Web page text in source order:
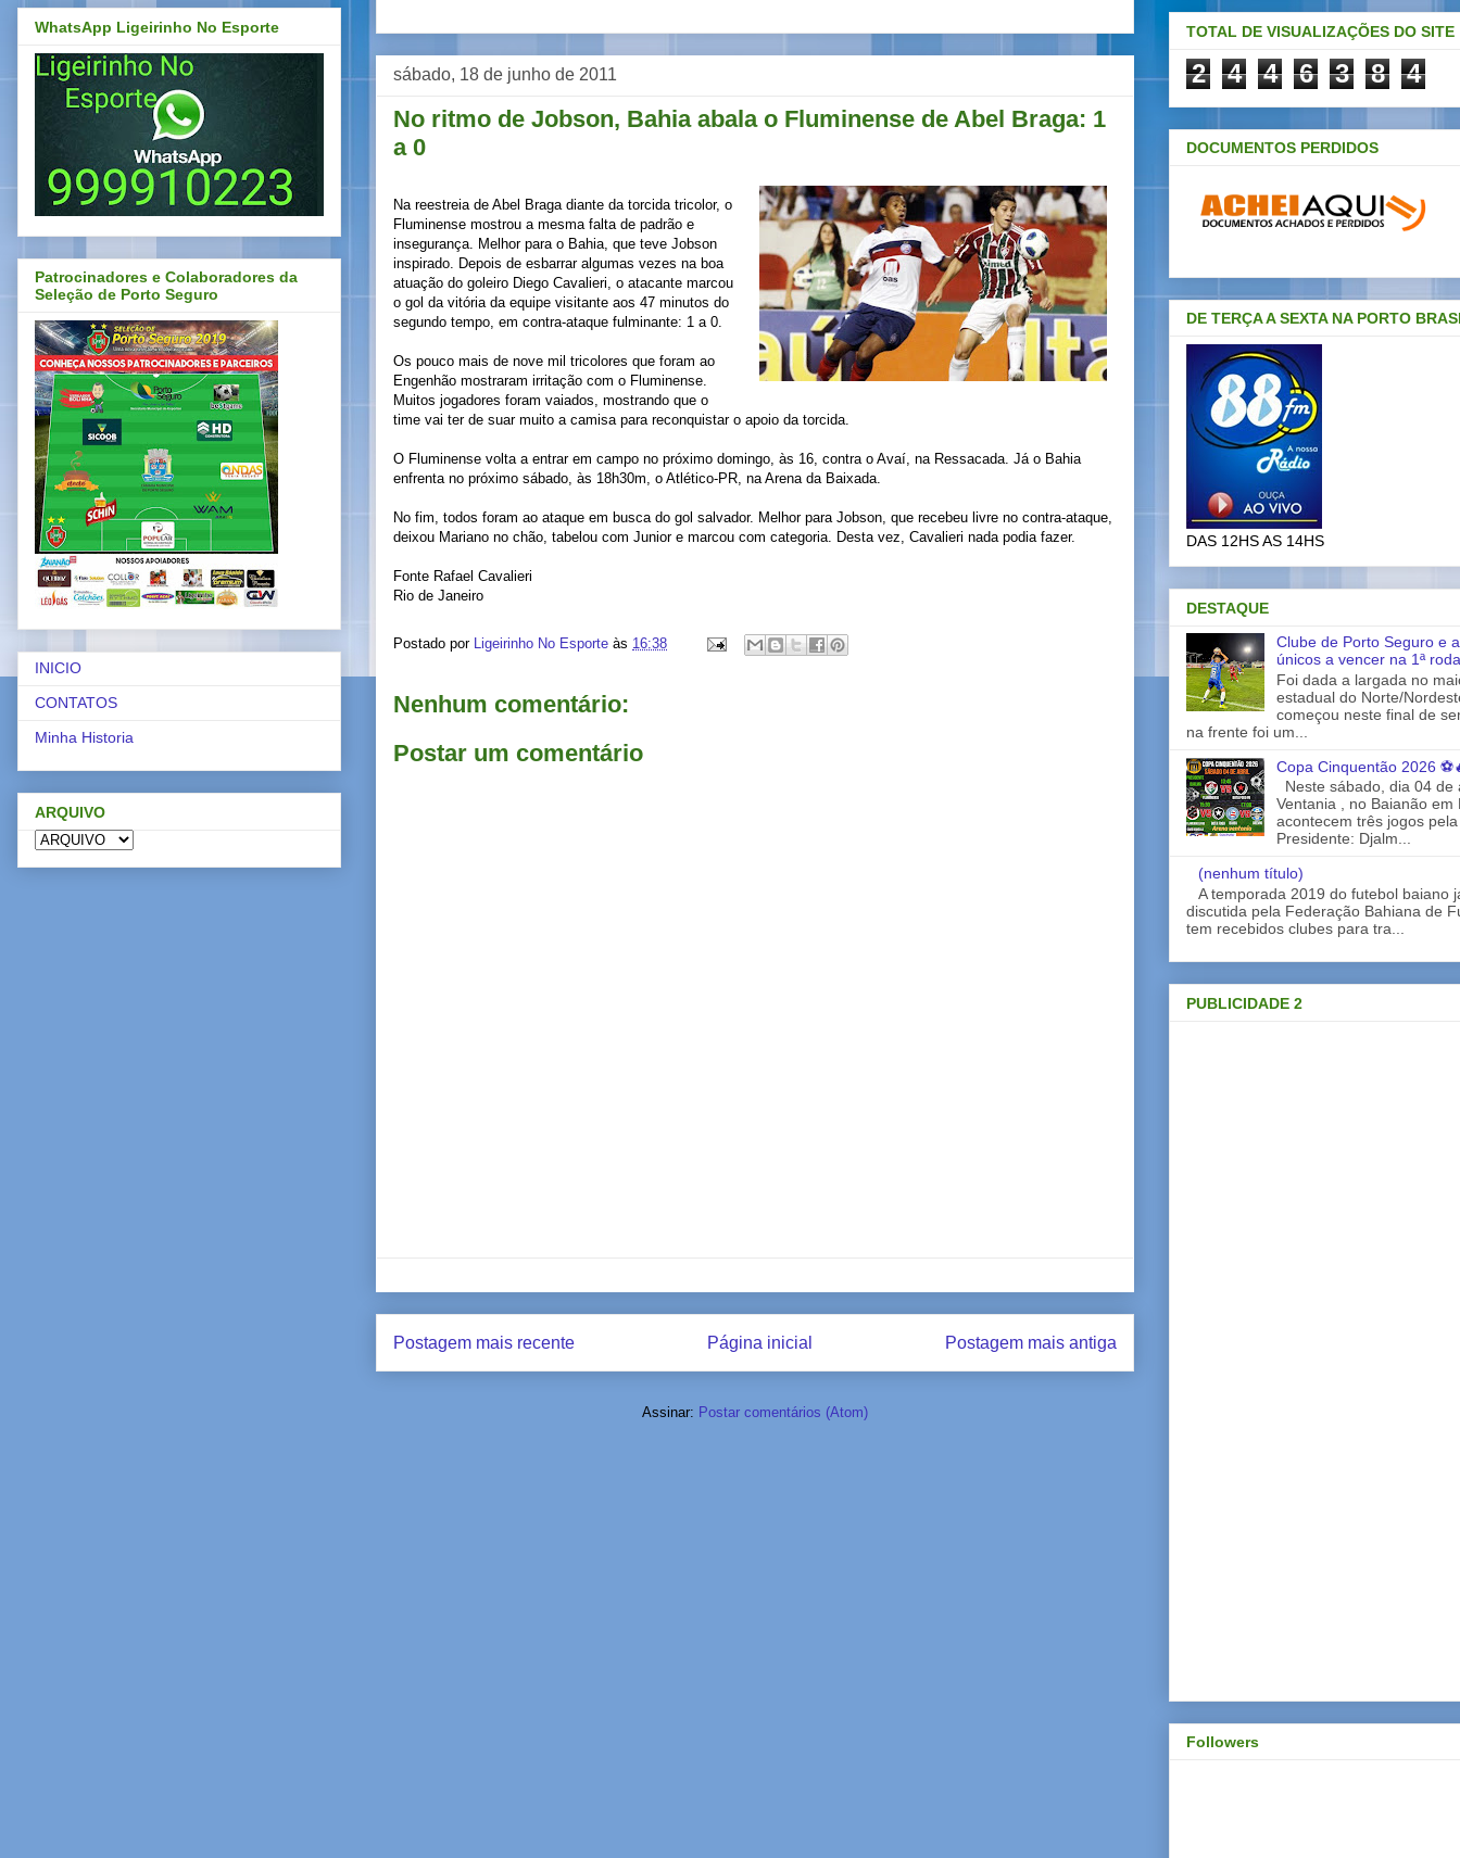
sábado, 18 de junho de 2011
No ritmo de Jobson, Bahia abala o Fluminense de Abel Braga: 1
a 0
Na reestreia de Abel Braga diante da torcida tricolor, o
Fluminense mostrou a mesma falta de padrão e
insegurança. Melhor para o Bahia, que teve Jobson
inspirado. Depois de esbarrar algumas vezes na boa
atuação do goleiro Diego Cavalieri, o atacante marcou
o gol da vitória da equipe visitante aos 47 minutos do
segundo tempo, em contra-ataque fulminante: 1 a 0.
Os pouco mais de nove mil tricolores que foram ao
Engenhão mostraram irritação com o Fluminense.
Muitos jogadores foram vaiados, mostrando que o
time vai ter de suar muito a camisa para reconquistar o apoio da torcida.
O Fluminense volta a entrar em campo no próximo domingo, às 16, contra o Avaí, na Ressacada. Já o Bahia
enfrenta no próximo sábado, às 18h30m, o Atlético-PR, na Arena da Baixada.
No fim, todos foram ao ataque em busca do gol salvador. Melhor para Jobson, que recebeu livre no contra-ataque,
deixou Mariano no chão, tabelou com Junior e marcou com categoria. Desta vez, Cavalieri nada podia fazer.
Fonte Rafael Cavalieri
Rio de Janeiro
Postado por Ligeirinho No Esporte às 16:38
Nenhum comentário:
Postar um comentário
Postagem mais recente Postagem mais antiga
Página inicial
Assinar: Postar comentários (Atom)
WhatsApp Ligeirinho No Esporte
Patrocinadores e Colaboradores da
Seleção de Porto Seguro
INICIO
CONTATOS
Minha Historia
ARQUIVO
TOTAL DE VISUALIZAÇÕES DO SITE
2 4 4 6 3 8 4
DOCUMENTOS PERDIDOS
DE TERÇA A SEXTA NA PORTO
DAS 12HS AS 14HS
DESTAQUE
Clube de Porto Seguro e
únicos a vencer na 1ª
Foi dada a largada no
estadual do Norte/
começou neste final de
na frente foi um...
Copa Cinquentão 2026
Neste sábado, dia 04 de
Ventania , no Baianão em
acontecem três jogos
Presidente: Djalm...
(nenhum título)
A temporada 2019 do futebol baiano
discutida pela Federação Bahiana de
tem recebidos clubes para tra...
PUBLICIDADE 2
Followers